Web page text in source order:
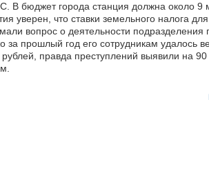
В бюджет города станция должна около 9
уверен, что ставки земельного налога
вопрос о деятельности подразделения
за прошлый год его сотрудникам удалось
правда преступлений выявили на 90